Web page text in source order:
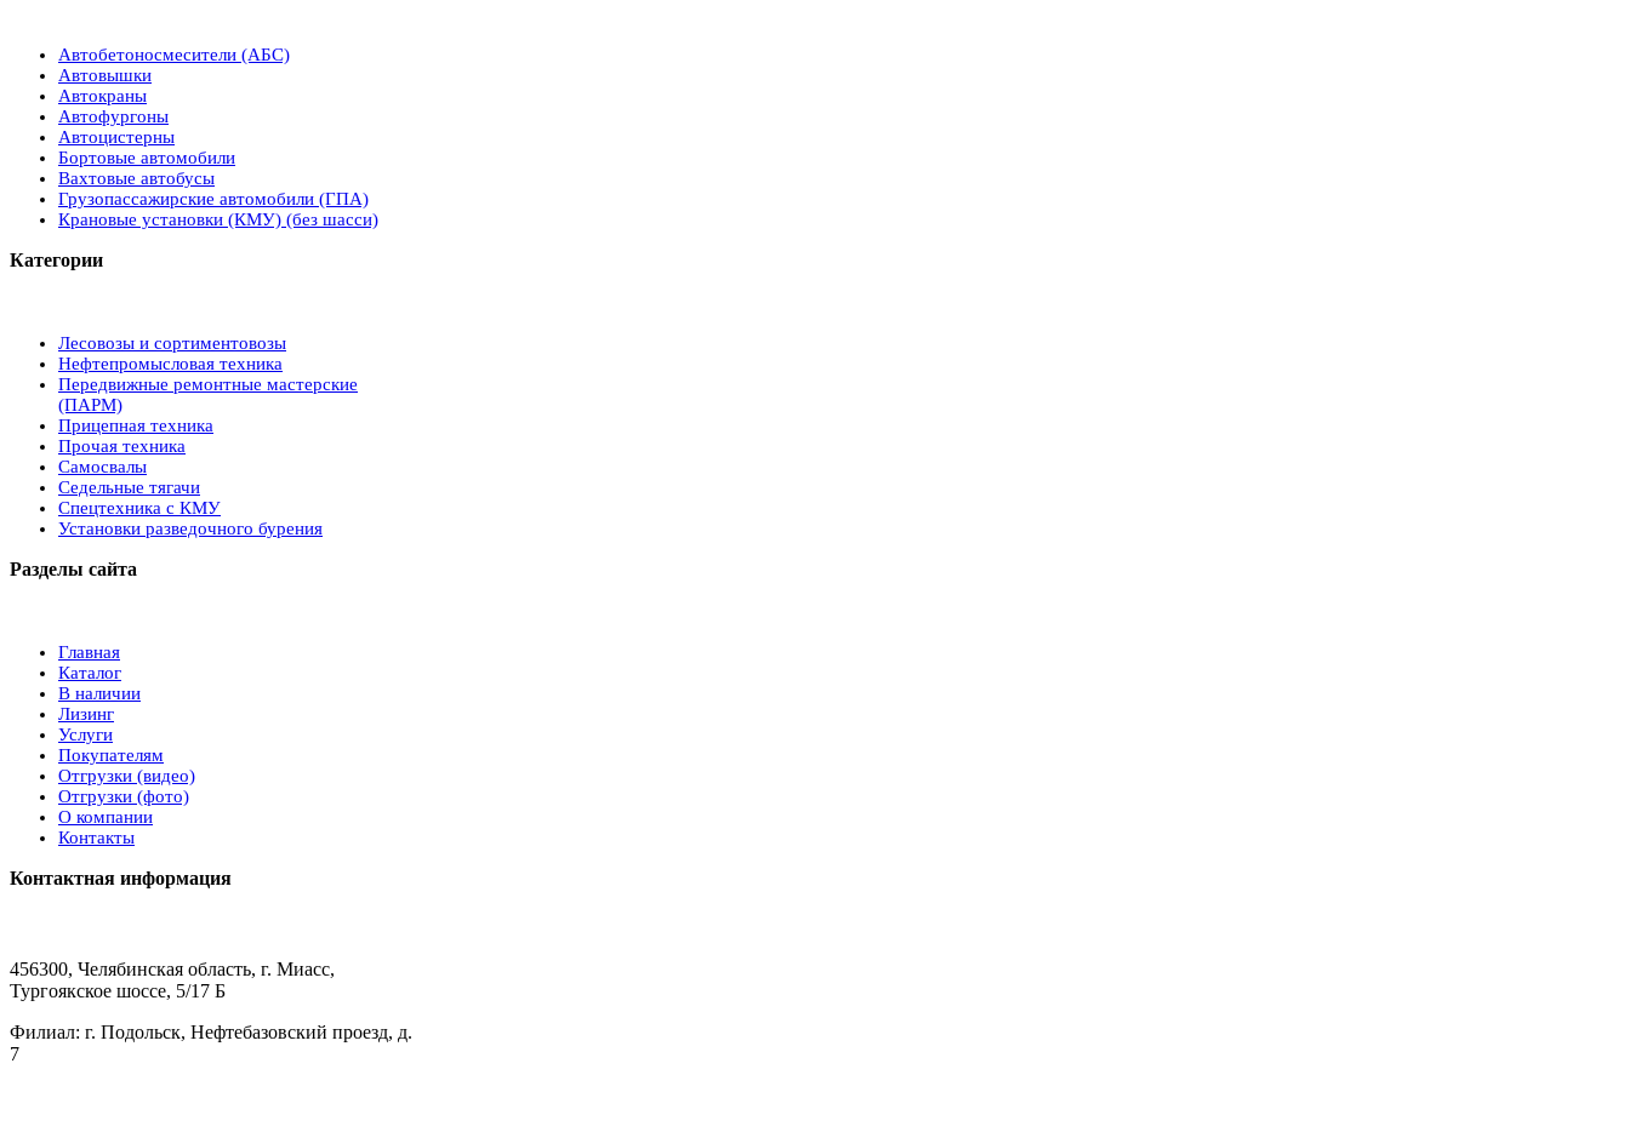
Автобетоносмесители (АБС)
Автовышки
Автокраны
Автофургоны
Автоцистерны
Бортовые автомобили
Вахтовые автобусы
Грузопассажирские автомобили (ГПА)
Крановые установки (КМУ) (без шасси)
Категории
Лесовозы и сортиментовозы
Нефтепромысловая техника
Передвижные ремонтные мастерские
(ПАРМ)
Прицепная техника
Прочая техника
Самосвалы
Седельные тягачи
Спецтехника с КМУ
Установки разведочного бурения
Разделы сайта
Главная
Каталог
В наличии
Лизинг
Услуги
Покупателям
Отгрузки (видео)
Отгрузки (фото)
О компании
Контакты
Контактная информация
456300, Челябинская область, г. Миасс,
Тургоякское шоссе, 5/17 Б
Филиал: г. Подольск, Нефтебазовский проезд, д.
7